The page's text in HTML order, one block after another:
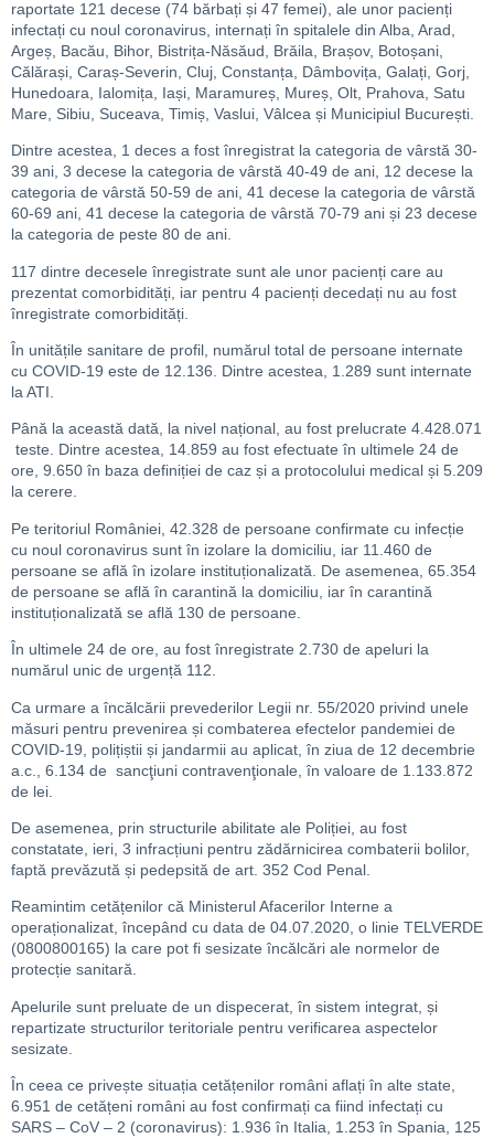
raportate 121 decese (74 bărbați și 47 femei), ale unor pacienți
infectați cu noul coronavirus, internați în spitalele din Alba, Arad,
Argeș, Bacău, Bihor, Bistrița-Năsăud, Brăila, Brașov, Botoșani,
Călărași, Caraș-Severin, Cluj, Constanța, Dâmbovița, Galați, Gorj,
Hunedoara, Ialomița, Iași, Maramureș, Mureș, Olt, Prahova, Satu
Mare, Sibiu, Suceava, Timiș, Vaslui, Vâlcea și Municipiul București.
Dintre acestea, 1 deces a fost înregistrat la categoria de vârstă 30-
39 ani, 3 decese la categoria de vârstă 40-49 de ani, 12 decese la
categoria de vârstă 50-59 de ani, 41 decese la categoria de vârstă
60-69 ani, 41 decese la categoria de vârstă 70-79 ani și 23 decese
la categoria de peste 80 de ani.
117 dintre decesele înregistrate sunt ale unor pacienți care au
prezentat comorbidități, iar pentru 4 pacienți decedați nu au fost
înregistrate comorbidități.
În unitățile sanitare de profil, numărul total de persoane internate
cu COVID-19 este de 12.136. Dintre acestea, 1.289 sunt internate
la ATI.
Până la această dată, la nivel național, au fost prelucrate 4.428.071
teste. Dintre acestea, 14.859 au fost efectuate în ultimele 24 de
ore, 9.650 în baza definiției de caz și a protocolului medical și 5.209
la cerere.
Pe teritoriul României, 42.328 de persoane confirmate cu infecție
cu noul coronavirus sunt în izolare la domiciliu, iar 11.460 de
persoane se află în izolare instituționalizată. De asemenea, 65.354
de persoane se află în carantină la domiciliu, iar în carantină
instituționalizată se află 130 de persoane.
În ultimele 24 de ore, au fost înregistrate 2.730 de apeluri la
numărul unic de urgență 112.
Ca urmare a încălcării prevederilor Legii nr. 55/2020 privind unele
măsuri pentru prevenirea și combaterea efectelor pandemiei de
COVID-19, polițiștii și jandarmii au aplicat, în ziua de 12 decembrie
a.c., 6.134 de sancţiuni contravenţionale, în valoare de 1.133.872
de lei.
De asemenea, prin structurile abilitate ale Poliției, au fost
constatate, ieri, 3 infracțiuni pentru zădărnicirea combaterii bolilor,
faptă prevăzută și pedepsită de art. 352 Cod Penal.
Reamintim cetățenilor că Ministerul Afacerilor Interne a
operaționalizat, începând cu data de 04.07.2020, o linie TELVERDE
(0800800165) la care pot fi sesizate încălcări ale normelor de
protecție sanitară.
Apelurile sunt preluate de un dispecerat, în sistem integrat, și
repartizate structurilor teritoriale pentru verificarea aspectelor
sesizate.
În ceea ce privește situația cetățenilor români aflați în alte state,
6.951 de cetățeni români au fost confirmați ca fiind infectați cu
SARS – CoV – 2 (coronavirus): 1.936 în Italia, 1.253 în Spania, 125